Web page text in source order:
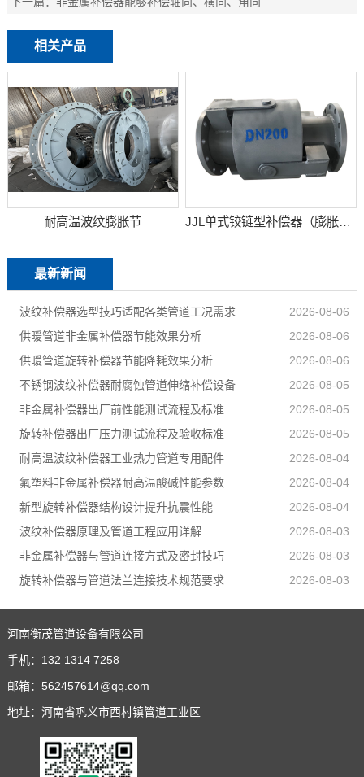
相关产品
耐高温波纹膨胀节 JJL单式铰链型补偿器（膨胀节）
最新新闻
波纹补偿器选型技巧适配各类管道工况需求
2026-08-06
供暖管道非金属补偿器节能效果分析
2026-08-06
供暖管道旋转补偿器节能降耗效果分析
2026-08-06
不锈钢波纹补偿器耐腐蚀管道伸缩补偿设备
2026-08-05
非金属补偿器出厂前性能测试流程及标准
2026-08-05
旋转补偿器出厂压力测试流程及验收标准
2026-08-05
耐高温波纹补偿器工业热力管道专用配件
2026-08-04
氟塑料非金属补偿器耐高温酸碱性能参数
2026-08-04
新型旋转补偿器结构设计提升抗震性能
2026-08-04
波纹补偿器原理及管道工程应用详解
2026-08-03
非金属补偿器与管道连接方式及密封技巧
2026-08-03
旋转补偿器与管道法兰连接技术规范要求
2026-08-03
河南衡茂管道设备有限公司
手机： 132 1314 7258
邮箱： 562457614@qq.com
地址：河南省巩义市西村镇管道工业区